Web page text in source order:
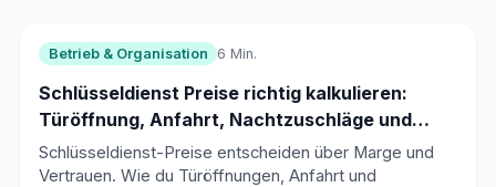
Betrieb & Organisation 6 Min.
Schlüsseldienst Preise richtig kalkulieren:
Türöffnung, Anfahrt, Nachtzuschläge und
seriöse Kommunikation
Schlüsseldienst-Preise entscheiden über Marge und
Vertrauen. Wie du Türöffnungen, Anfahrt und